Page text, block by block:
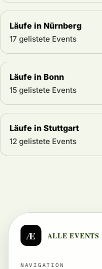
Läufe in Nürnberg
17 gelistete Events
Läufe in Bonn
15 gelistete Events
Läufe in Stuttgart
12 gelistete Events
Æ ALLE EVENTS
NAVIGATION